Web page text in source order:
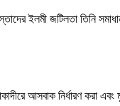
ইলমী জটিলতা তিনি
আসবাক নির্ধারণ করা এবং